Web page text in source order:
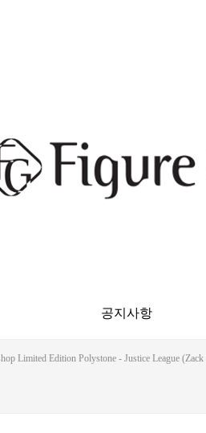
공지사항
Limited Edition Polystone - Justice League